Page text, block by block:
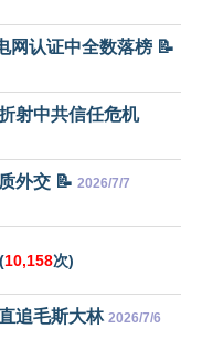
网认证中全数落榜 📝
射中共信任危机
外交 📝 2026/7/7
(10,158次)
追毛斯大林 2026/7/6